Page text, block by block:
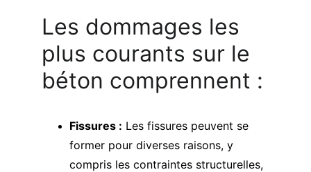
Les dommages les
plus courants sur le
béton comprennent :
Fissures : Les fissures peuvent se
former pour diverses raisons, y
compris les contraintes structurelles,